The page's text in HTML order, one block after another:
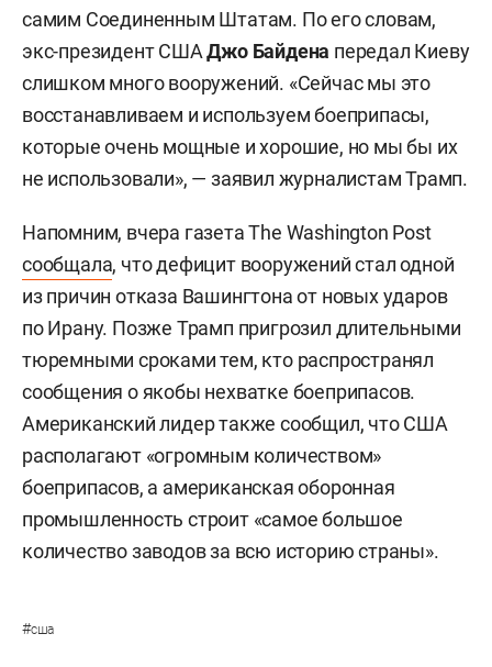
самим Соединенным Штатам. По его словам,
экс-президент СШАДжо Байдена передал Киеву
слишком много вооружений. «Сейчас мы это
восстанавливаем и используем боеприпасы,
которые очень мощные и хорошие, но мы бы их
не использовали», — заявил журналистам Трамп.
Напомним, вчера газета The Washington Post
сообщала, что дефицит вооружений стал одной
из причин отказа Вашингтона от новых ударов
по Ирану. Позже Трамп пригрозил длительными
тюремными сроками тем, кто распространял
сообщения о якобы нехватке боеприпасов.
Американский лидер также сообщил, что США
располагают «огромным количеством»
боеприпасов, а американская оборонная
промышленность строит «самое большое
количество заводов за всю историю страны».
#сша